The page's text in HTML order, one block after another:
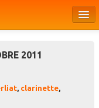
2011
clarinette